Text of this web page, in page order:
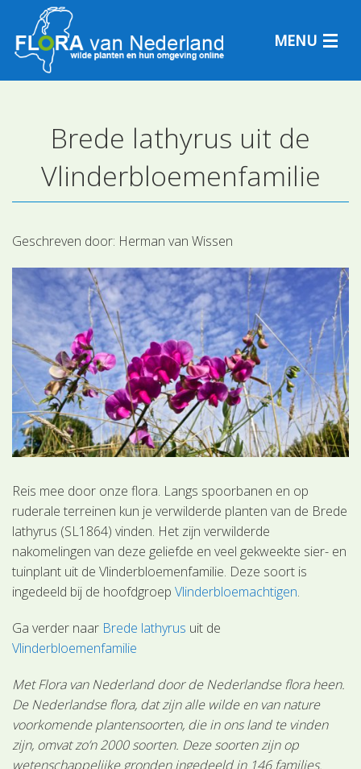
MENU
Plantensoorten
Determineren
Brede lathyrus uit de
Vlinderbloemenfamilie
Geschreven door: Herman van Wissen
Reis mee door onze flora. Langs spoorbanen en op
ruderale terreinen kun je verwilderde planten van de Brede
lathyrus (SL1864) vinden. Het zijn verwilderde
nakomelingen van deze geliefde en veel gekweekte sier- en
tuinplant uit de Vlinderbloemenfamilie. Deze soort is
ingedeeld bij de hoofdgroepVlinderbloemachtigen.
Ga verder naar Brede lathyrus uit de
Vlinderbloemenfamilie
Met Flora van Nederland door de Nederlandse flora heen.
De Nederlandse flora, dat zijn alle wilde en van nature
voorkomende plantensoorten, die in ons land te vinden
zijn, omvat zo’n 2000 soorten. Deze soorten zijn op
wetenschappelijke gronden ingedeeld in 146 families.